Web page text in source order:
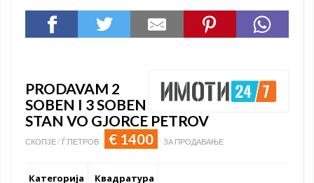
PRODAVAM 2
SOBEN I 3 SOBEN
STAN VO GJORCE PETROV
СКОПЈЕ / Ѓ.ПЕТРОВ € 1400 ЗА ПРОДАВАЊЕ
Категорија
Квадратура